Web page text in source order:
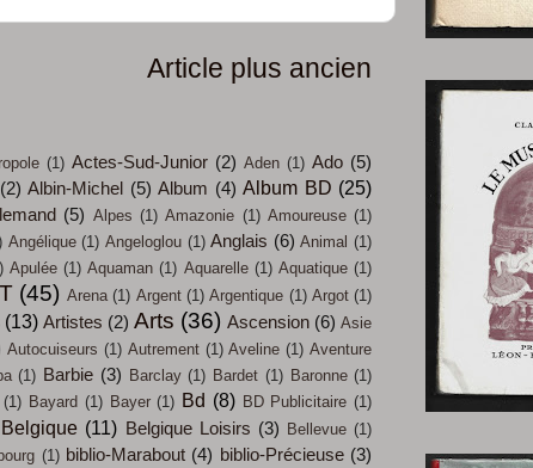
Article plus ancien
(1) Actes-Sud-Junior (2) Aden (1) Ado (5)
(2) Albin-Michel (5) Album (4) Album BD (25)
(5) Alpes (1) Amazonie (1) Amoureuse (1)
Angélique (1) Angeloglou (1) Anglais (6) Animal (1)
Apulée (1) Aquaman (1) Aquarelle (1) Aquatique (1)
(45) Arena (1) Argent (1) Argentique (1) Argot (1)
(13) Artistes (2) Arts (36) Ascension (6) Asie
Autocuiseurs (1) Autrement (1) Aveline (1) Aventure
(1) Barbie (3) Barclay (1) Bardet (1) Baronne (1)
(1) Bayard (1) Bayer (1) Bd (8) BD Publicitaire (1)
Belgique (11) Belgique Loisirs (3) Bellevue (1)
(1) biblio-Marabout (4) biblio-Précieuse (3)